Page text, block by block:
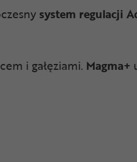
system regulacji
i gałęziami. Magma+